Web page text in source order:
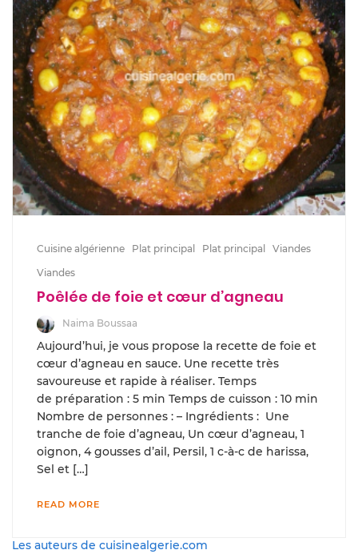
Cuisine algérienne Plat principal Plat principal
Viandes
Viandes
Poêlée de foie et cœur d’agneau
Naima Boussaa
Aujourd’hui, je vous propose la recette de foie et
cœur d’agneau en sauce. Une recette très
savoureuse et rapide à réaliser. Temps
de préparation : 5 min Temps de cuisson : 10 min
Nombre de personnes : – Ingrédients : Une
tranche de foie d’agneau, Un cœur d’agneau, 1
oignon, 4 gousses d’ail, Persil, 1 c-à-c de harissa,
Sel et […]
READ MORE
Les auteurs de cuisinealgerie.com